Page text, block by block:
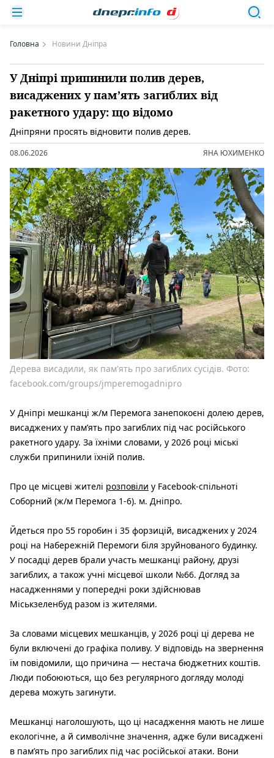
Головна Новини Дніпра
У Дніпрі припинили полив дерев,
висаджених у пам’ять загиблих від
ракетного удару: що відомо
Дніпряни просять відновити полив дерев.
08.06.2026 ЯНА ЮХИМЕНКО
Дерева висадили, як пам'ять про загиблих сусідів. Фото:
facebook.com/groups/jmperemogadnipro
У Дніпрі мешканці ж/м Перемога занепокоєні долею дерев,
висаджених у пам’ять про загиблих під час російського
ракетного удару. За їхніми словами, у 2026 році міські
служби припинили їхній полив.
Про це місцеві жителі розповіли у Facebook-спільноті
Соборний (ж/м Перемога 1-6). м. Дніпро.
Йдеться про 55 горобин і 35 форзицій, висаджених у 2024
році на Набережній Перемоги біля зруйнованого будинку.
У посадці дерев брали участь мешканці району, друзі
загиблих, а також учні місцевої школи №66. Догляд за
насадженнями у попередні роки здійснював
Міськзеленбуд разом із жителями.
За словами місцевих мешканців, у 2026 році ці дерева не
були включені до графіка поливу. У відповідь на звернення
їм повідомили, що причина — нестача бюджетних коштів.
Люди побоюються, що без регулярного догляду молоді
дерева можуть загинути.
Мешканці наголошують, що ці насадження мають не лише
екологічне, а й символічне значення, адже були висаджені
в пам’ять про загиблих під час російської атаки. Вони